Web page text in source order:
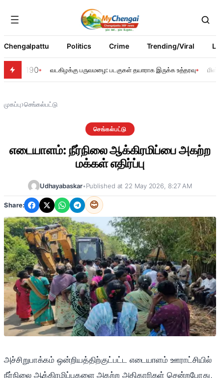
Chengalpattu Politics Crime Trending/Viral
190 வடகிழக்கு பருவமழை: படகுகள் தயாராக இருக்க உத்தரவு
முகப்பு›செங்கல்பட்டு
செங்கல்பட்டு
எடையாளம்: நீர்நிலை ஆக்கிரமிப்பை அகற்ற
மக்கள் எதிர்ப்பு
Udhayabaskar•Published at 22 May 2026, 8:27 AM
Share: 😊
அச்சிறுபாக்கம் ஒன்றியத்திற்குட்பட்ட எடையாளம் ஊராட்சியில்
நீர்நிலை ஆக்கிரமிப்புகளை அகற்ற அதிகாரிகள் சென்றபோது,